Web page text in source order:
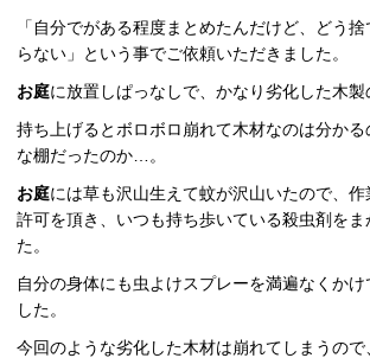
「自分でがある程度まとめたんだけど、どう
らない」という事でご依頼いただきました。
お庭に放置しぱっなしで、かなり劣化した木製
持ち上げるとボロボロ崩れて木材なのは分かる
な棚だったのか…。
お庭には草も沢山生えて蚊が沢山いたので、
許可を頂き、いつも持ち歩いている殺虫剤をま
た。
自分の身体にも虫よけスプレーを満遍なくかけ
した。
今回のような劣化した木材は崩れてしまうの